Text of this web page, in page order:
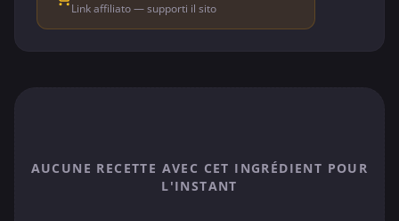
Link affiliato — supporti il sito
AUCUNE RECETTE AVEC CET INGRÉDIENT POUR
L'INSTANT